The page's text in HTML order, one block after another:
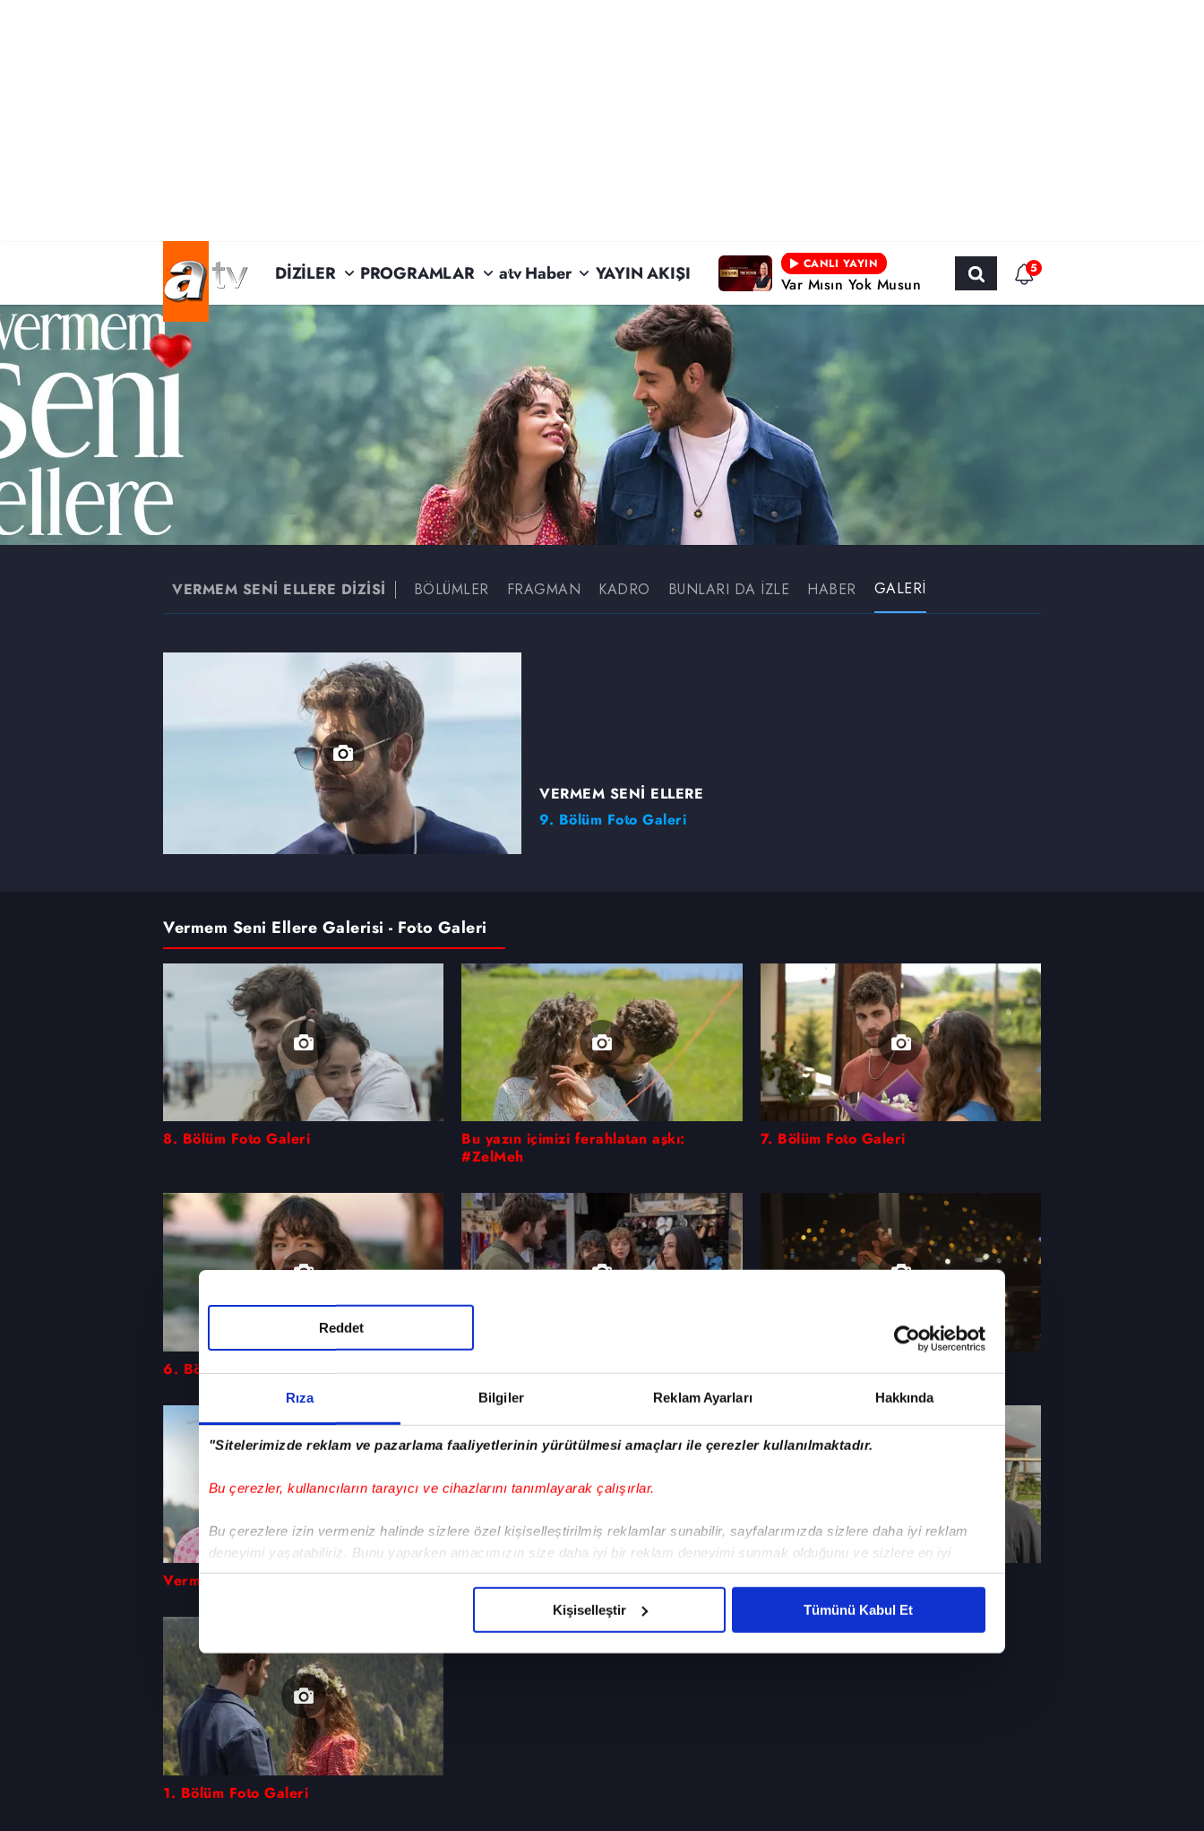
Rıza Bilgiler Reklam Ayarları Hakkında
"Sitelerimizde reklam ve pazarlama faaliyetlerinin yürütülmesi amaçları ile çerezler kullanılmaktadır.
Bu çerezler, kullanıcıların tarayıcı ve cihazlarını tanımlayarak çalışırlar.
Bu çerezlere izin vermeniz halinde sizlere özel kişiselleştirilmiş reklamlar sunabilir, sayfalarımızda sizlere daha iyi reklam
deneyimi yaşatabiliriz. Bunu yaparken amacımızın size daha iyi bir reklam deneyimi sunmak olduğunu ve sizlere en iyi
içerikleri sunabilmek adına elimizden gelen çabayı gösterdiğimizi ve bu noktada, reklamların maliyetlerimizi karşılamak
Sizlere daha iyi bir hizmet sunabilmek için İnternet Sitemizde kendimize ve üçüncü kişilere ait çerezler kullanılmaktadır. Bu
çerezler vasıtasıyla çeşitli kişisel verileriniz işlenmekte olup gerekli olan çerezler bilgi toplumu hizmetlerinin sunulması
amacıyla kullanılmaktadır. Diğer çerezler, sitemizin daha işlevsel kılınması ve kişiselleştirilmesi ve sizlere yönelik
reklam/pazarlama faaliyetlerinin yapılması, amaçlarıyla sınırlı olarak açık rızanız dahilinde kullanılacaktır.
Çerezlere ilişkin tercihlerinizi aşağıda yer alan panel vasıtasıyla belirleyebilirsiniz. Çerezlere ilişkin detaylı bilgi için Ayarlar
Reddet
Kişiselleştir Tümünü Kabul Et
DİZİLER PROGRAMLAR atv Haber YAYIN AKIŞI CANLI YAYIN
Var Mısın Yok Musun
5
VERMEM SENİ ELLERE DİZİSİ BÖLÜMLER FRAGMAN KADRO BUNLARI DA İZLE HABER GALERİ
VERMEM SENİ ELLERE
9. Bölüm Foto Galeri
Vermem Seni Ellere Galerisi - Foto Galeri
8. Bölüm Foto Galeri
Bu yazın içimizi ferahlatan aşkı:
#ZelMeh
7. Bölüm Foto Galeri
6. Bölüm Foto Galeri 5. Bölüm Foto Galeri 4. Bölüm Foto Galeri
Vermem Seni Ellere'de düğün telaşı 3. Bölüm Foto Galeri 2. Bölüm Foto Galeri
1. Bölüm Foto Galeri